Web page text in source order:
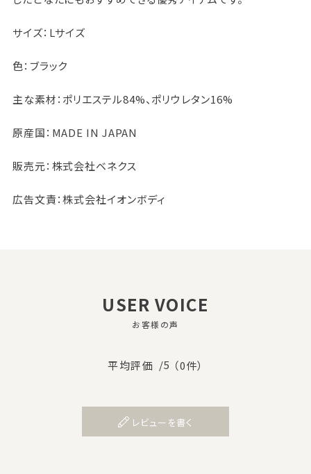
サイズ：Lサイズ
色：ブラック
主な素材：ポリエステル84%、ポリウレタン16%
原産国：MADE IN JAPAN
販売元：株式会社ベネクス
広告文責：株式会社イオンボディ
USER VOICE
お客様の声
平均評価 /5 （0件）
レビューを書く